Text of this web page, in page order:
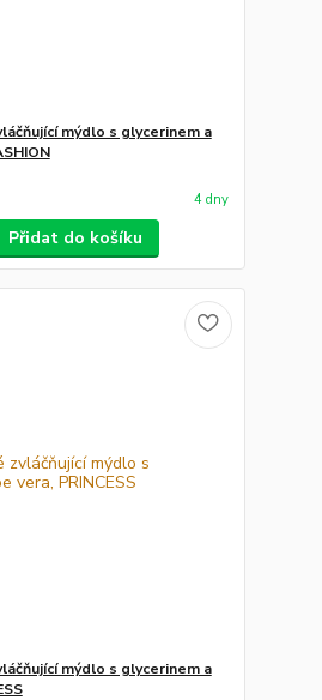
mýdlo s glycerinem a
4 dny
Přidat do košíku
mýdlo s glycerinem a